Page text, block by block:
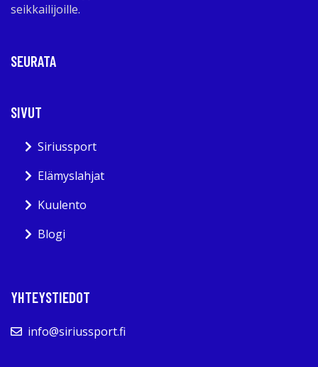
seikkailijoille.
SEURATA
SIVUT
Siriussport
Elämyslahjat
Kuulento
Blogi
YHTEYSTIEDOT
info@siriussport.fi